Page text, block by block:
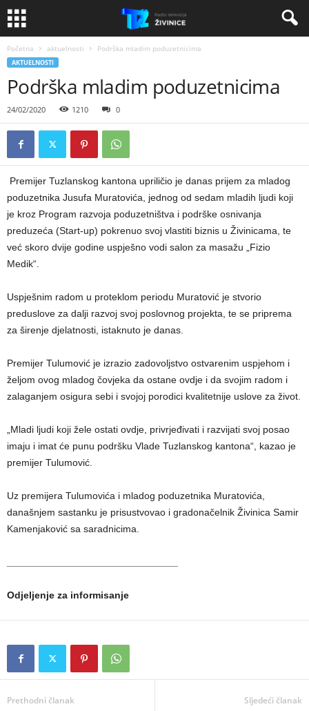
Početna aktuelnosti Podrška mladim poduzetnicima
AKTUELNOSTI
Podrška mladim poduzetnicima
24/02/2020 1210 0
Premijer Tuzlanskog kantona upriličio je danas prijem za mladog
poduzetnika Jusufa Muratovića, jednog od sedam mladih ljudi koji
je kroz Program razvoja poduzetništva i podrške osnivanja
preduzeća (Start-up) pokrenuo svoj vlastiti biznis u Živinicama, te
već skoro dvije godine uspješno vodi salon za masažu „Fizio
Medik“.
Uspješnim radom u proteklom periodu Muratović je stvorio
preduslove za dalji razvoj svoj poslovnog projekta, te se priprema
za širenje djelatnosti, istaknuto je danas.
Premijer Tulumović je izrazio zadovoljstvo ostvarenim uspjehom i
željom ovog mladog čovjeka da ostane ovdje i da svojim radom i
zalaganjem osigura sebi i svojoj porodici kvalitetnije uslove za život.
„Mladi ljudi koji žele ostati ovdje, privrjeđivati i razvijati svoj posao
imaju i imat će punu podršku Vlade Tuzlanskog kantona“, kazao je
premijer Tulumović.
Uz premijera Tulumovića i mladog poduzetnika Muratovića,
današnjem sastanku je prisustvovao i gradonačelnik Živinica Samir
Kamenjaković sa saradnicima.
Odjeljenje za informisanje
Prethodni članak Sljedeći članak